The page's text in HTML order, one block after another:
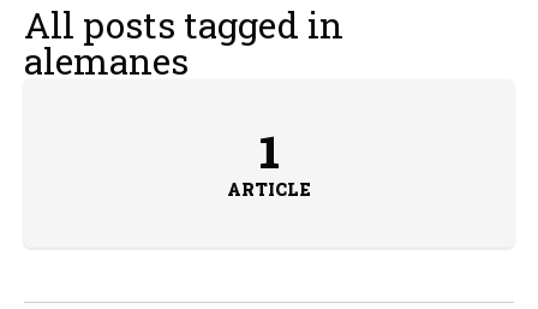
All posts tagged in
alemanes
1
ARTICLE